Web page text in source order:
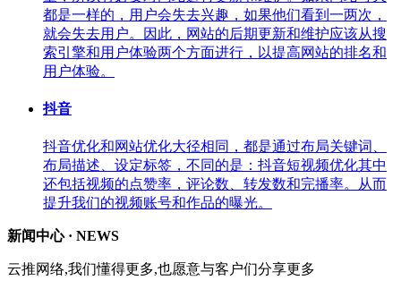
都是一样的，用户会失去兴趣，如果他们看到一两次，
就会失去用户。因此，网站的后期更新和维护应该从搜
索引擎和用户体验两个方面进行，以提高网站的排名和
用户体验。
抖音
抖音优化和网站优化大径相同，都是通过布局关键词、
布局描述、设定标签，不同的是：抖音短视频优化其中
还包括视频的点赞率，评论数、转发数和完播率。从而
提升我们的视频账号和作品的曝光。
新闻中心 · NEWS
云推网络,我们懂得更多,也愿意与客户们分享更多